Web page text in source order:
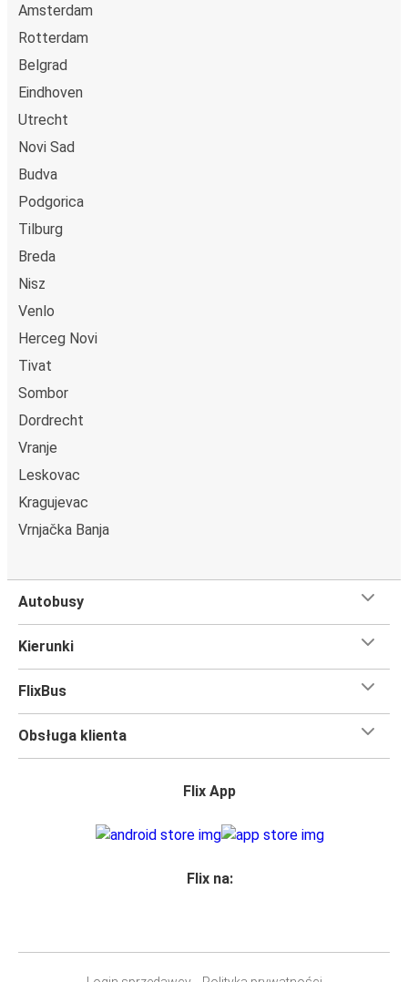
Amsterdam
Rotterdam
Belgrad
Eindhoven
Utrecht
Novi Sad
Budva
Podgorica
Tilburg
Breda
Nisz
Venlo
Herceg Novi
Tivat
Sombor
Dordrecht
Vranje
Leskovac
Kragujevac
Vrnjačka Banja
Autobusy
Kierunki
FlixBus
Obsługa klienta
Flix App
Flix na: